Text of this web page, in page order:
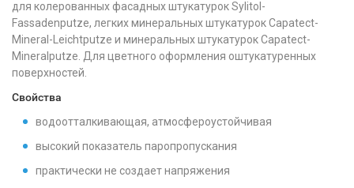
для колерованных фасадных штукатурок Sylitol-
Fassadenputze, легких минеральных штукатурок Capatect-
Mineral-Leichtputze и минеральных штукатурок Capatect-
Mineralputze. Для цветного оформления оштукатуренных
поверхностей.
Свойства
водоотталкивающая, атмосфероустойчивая
высокий показатель паропропускания
практически не создает напряжения